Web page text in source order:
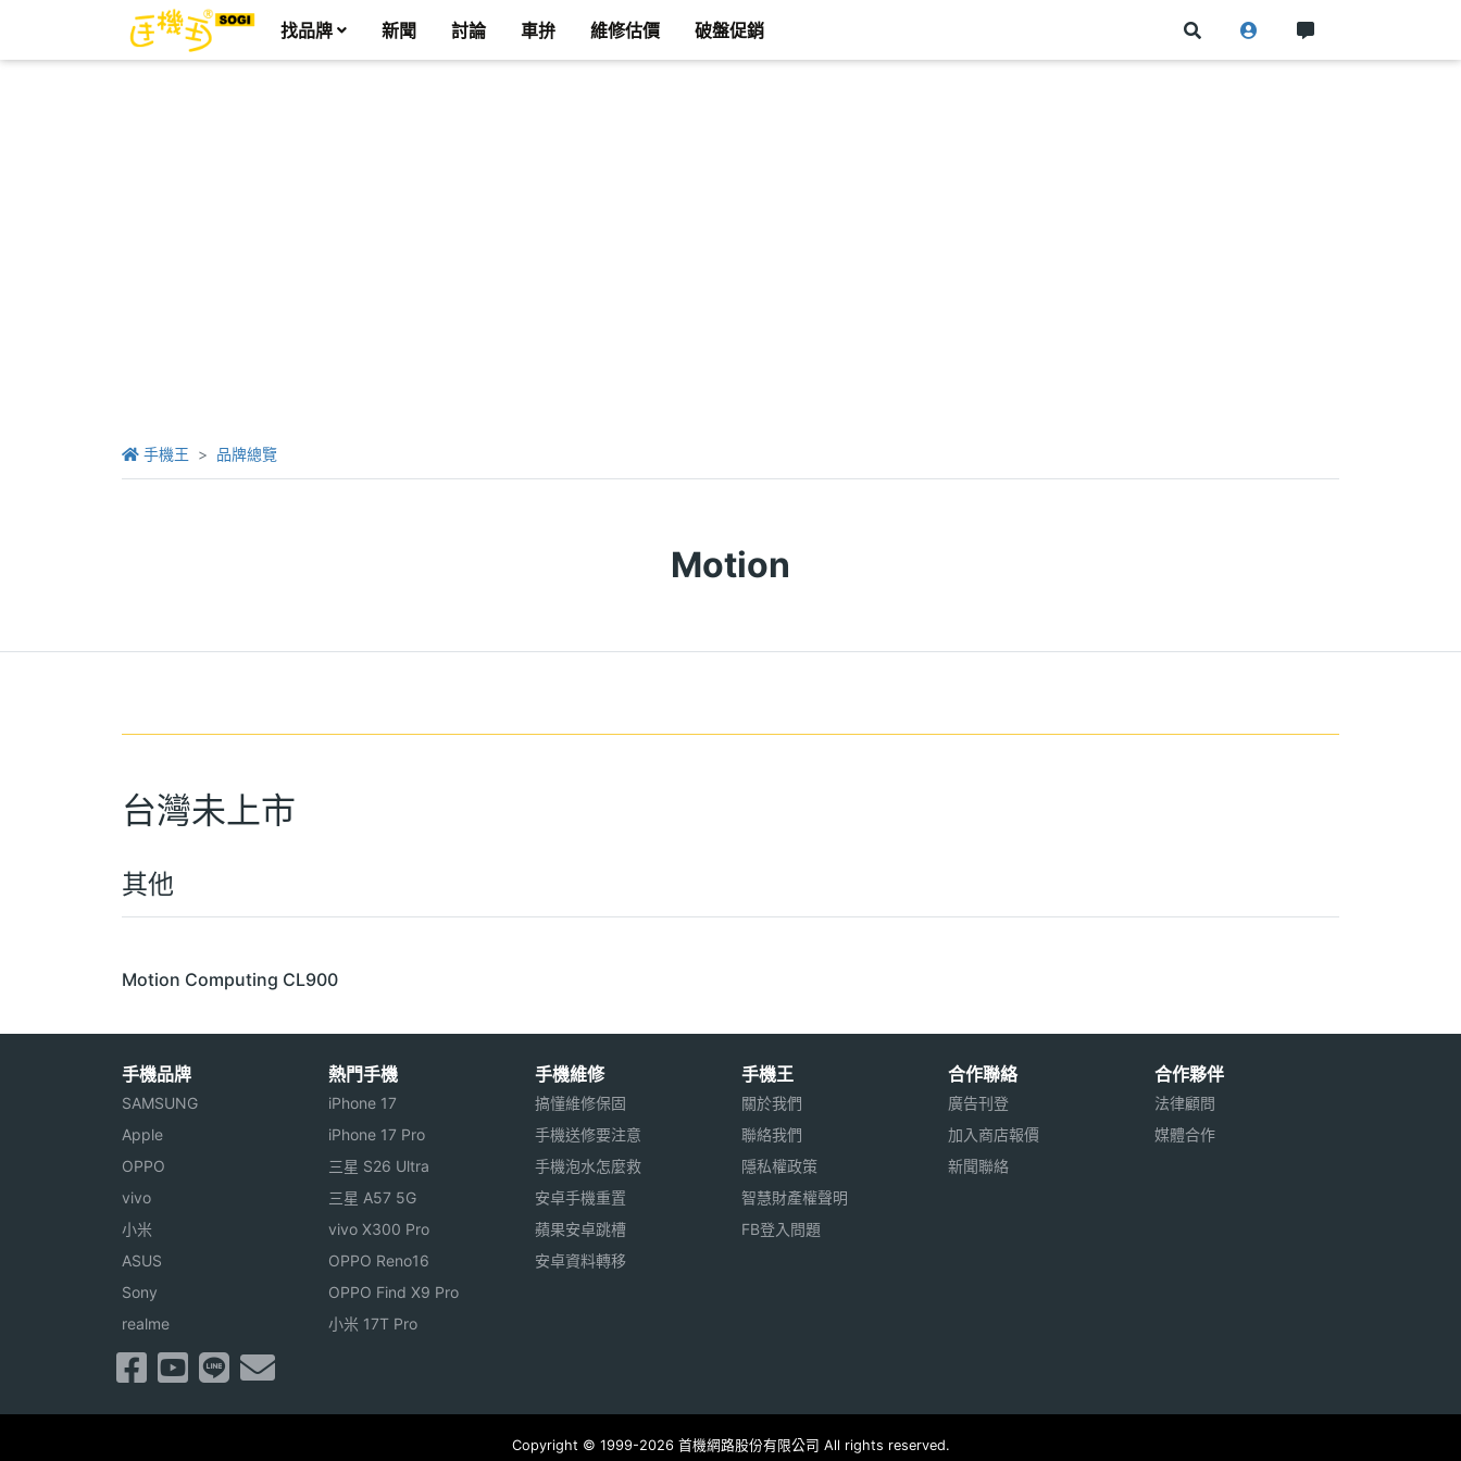
找品牌 新聞 討論 車拚 維修估價 破盤促銷
手機王 品牌總覽
Motion
台灣未上市
其他
Motion Computing CL900
手機品牌
SAMSUNG
Apple
OPPO
vivo
小米
ASUS
Sony
realme
熱門手機
iPhone 17
iPhone 17 Pro
三星 S26 Ultra
三星 A57 5G
vivo X300 Pro
OPPO Reno16
OPPO Find X9 Pro
小米 17T Pro
手機維修
搞懂維修保固
手機送修要注意
手機泡水怎麼救
安卓手機重置
蘋果安卓跳槽
安卓資料轉移
手機王
關於我們
聯絡我們
隱私權政策
智慧財產權聲明
FB登入問題
合作聯絡
廣告刊登
加入商店報價
新聞聯絡
合作夥伴
法律顧問
媒體合作
Copyright © 1999-2026 首機網路股份有限公司 All rights reserved.